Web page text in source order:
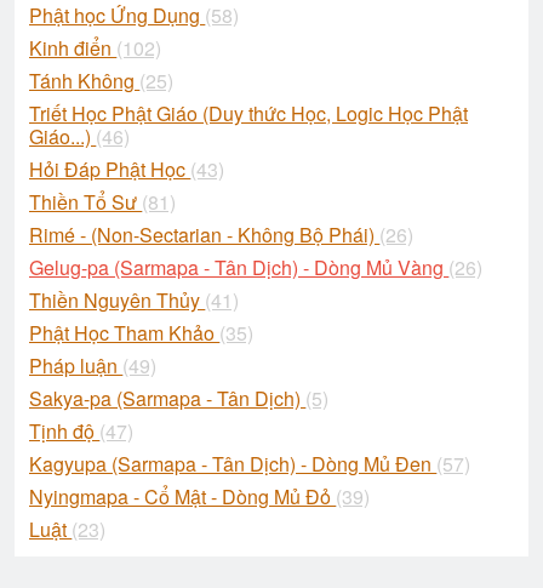
Phật học Ứng Dụng (58)
Kinh điển (102)
Tánh Không (25)
Triết Học Phật Giáo (Duy thức Học, Logic Học Phật
Giáo...) (46)
Hỏi Đáp Phật Học (43)
Thiền Tổ Sư (81)
Rimé - (Non-Sectarian - Không Bộ Phái) (26)
Gelug-pa (Sarmapa - Tân Dịch) - Dòng Mủ Vàng (26)
Thiền Nguyên Thủy (41)
Phật Học Tham Khảo (35)
Pháp luận (49)
Sakya-pa (Sarmapa - Tân Dịch) (5)
Tịnh độ (47)
Kagyupa (Sarmapa - Tân Dịch) - Dòng Mủ Đen (57)
Nyingmapa - Cổ Mật - Dòng Mủ Đỏ (39)
Luật (23)